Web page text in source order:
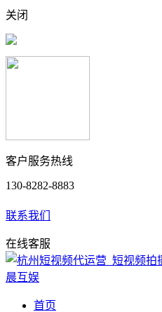
关闭
客户服务热线
130-8282-8883
联系我们
在线客服
首页